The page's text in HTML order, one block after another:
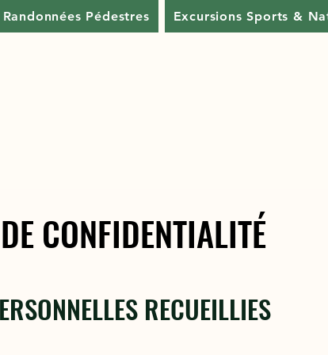
Randonnées Pédestres Excursions Sports &
CONFIDENTIALITÉ
CONFIDENTIALITÉ
RECUEILLIES